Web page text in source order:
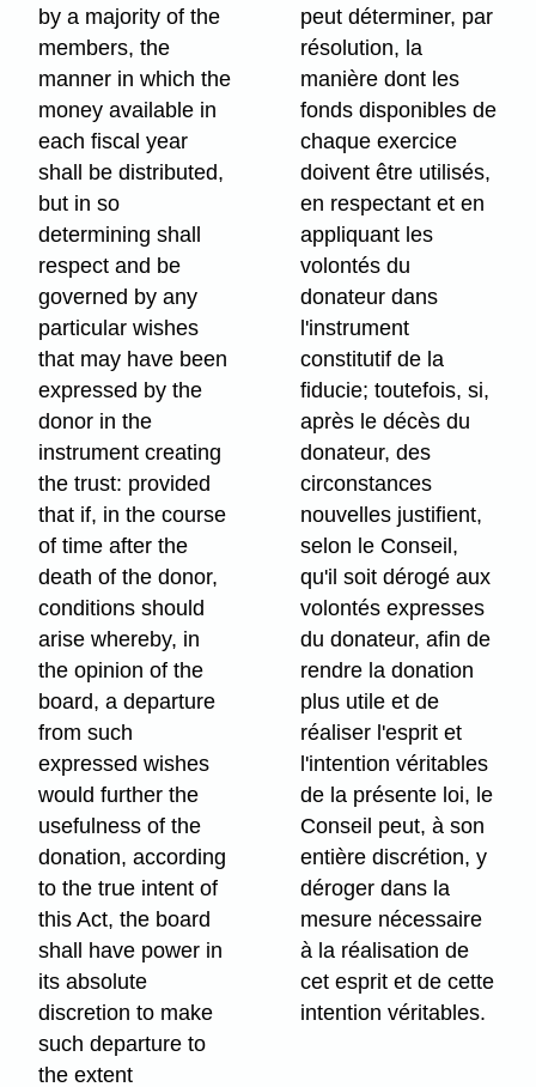
by a majority of the
members, the
manner in which the
money available in
each fiscal year
shall be distributed,
but in so
determining shall
respect and be
governed by any
particular wishes
that may have been
expressed by the
donor in the
instrument creating
the trust: provided
that if, in the course
of time after the
death of the donor,
conditions should
arise whereby, in
the opinion of the
board, a departure
from such
expressed wishes
would further the
usefulness of the
donation, according
to the true intent of
this Act, the board
shall have power in
its absolute
discretion to make
such departure to
the extent
peut déterminer, par
résolution, la
manière dont les
fonds disponibles de
chaque exercice
doivent être utilisés,
en respectant et en
appliquant les
volontés du
donateur dans
l'instrument
constitutif de la
fiducie; toutefois, si,
après le décès du
donateur, des
circonstances
nouvelles justifient,
selon le Conseil,
qu'il soit dérogé aux
volontés expresses
du donateur, afin de
rendre la donation
plus utile et de
réaliser l'esprit et
l'intention véritables
de la présente loi, le
Conseil peut, à son
entière discrétion, y
déroger dans la
mesure nécessaire
à la réalisation de
cet esprit et de cette
intention véritables.